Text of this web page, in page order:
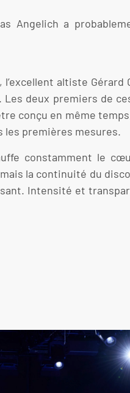
Angelich a
altiste Gérard
deux premiers de
conçu en même
les premières mesures.
constamment le
la continuité du
Intensité et